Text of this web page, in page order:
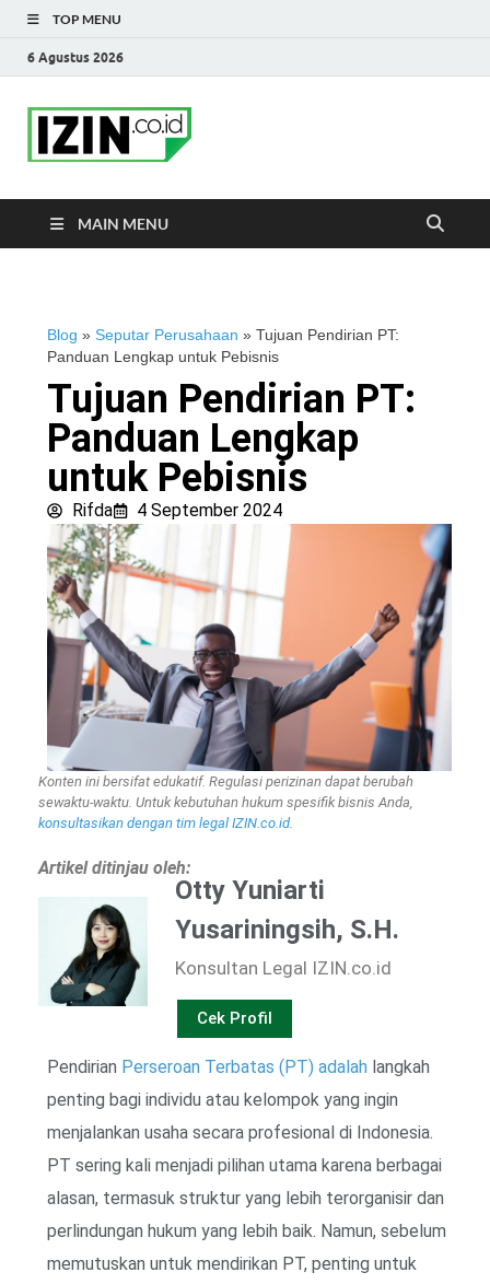
TOP MENU
6 Agustus 2026
MAIN MENU
Blog » Seputar Perusahaan » Tujuan Pendirian PT:
Panduan Lengkap untuk Pebisnis
Tujuan Pendirian PT:
Panduan Lengkap
untuk Pebisnis
Rifda 4 September 2024
Konten ini bersifat edukatif. Regulasi perizinan dapat berubah
sewaktu-waktu. Untuk kebutuhan hukum spesifik bisnis Anda,
konsultasikan dengan tim legal IZIN.co.id.
Artikel ditinjau oleh:
Otty Yuniarti
Yusariningsih, S.H.
Konsultan Legal IZIN.co.id
Cek Profil
Pendirian Perseroan Terbatas (PT) adalah langkah
penting bagi individu atau kelompok yang ingin
menjalankan usaha secara profesional di Indonesia.
PT sering kali menjadi pilihan utama karena berbagai
alasan, termasuk struktur yang lebih terorganisir dan
perlindungan hukum yang lebih baik. Namun, sebelum
memutuskan untuk mendirikan PT, penting untuk